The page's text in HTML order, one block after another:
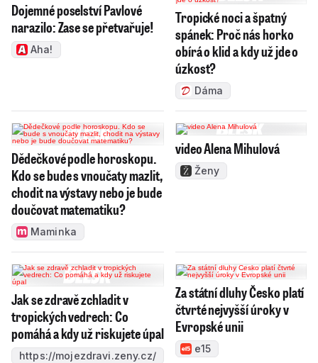
Dojemné poselství Pavlové
narazilo: Zase se přetvařuje!
Aha!
Tropické noci a špatný
spánek: Proč nás horko
obírá o klid a kdy už jde o
úzkost?
Dáma
Dědečkové podle horoskopu.
Kdo se bude s vnoučaty mazlit,
chodit na výstavy nebo je bude
doučovat matematiku?
Maminka
video Alena Mihulová
Ženy
Jak se zdravě zchladit v
tropických vedrech: Co
pomáhá a kdy už riskujete úpal
https://mojezdravi.zeny.cz/
Za státní dluhy Česko platí
čtvrté nejvyšší úroky v
Evropské unii
e15